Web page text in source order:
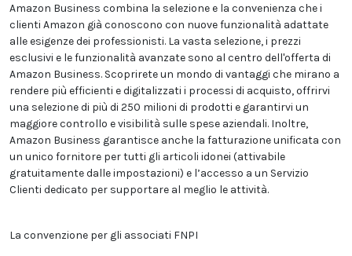
Amazon Business combina la selezione e la convenienza che i
clienti Amazon già conoscono con nuove funzionalità adattate
alle esigenze dei professionisti. La vasta selezione, i prezzi
esclusivi e le funzionalità avanzate sono al centro dell'offerta di
Amazon Business. Scoprirete un mondo di vantaggi che mirano a
rendere più efficienti e digitalizzati i processi di acquisto, offrirvi
una selezione di più di 250 milioni di prodotti e garantirvi un
maggiore controllo e visibilità sulle spese aziendali. Inoltre,
Amazon Business garantisce anche la fatturazione unificata con
un unico fornitore per tutti gli articoli idonei (attivabile
gratuitamente dalle impostazioni) e l’accesso a un Servizio
Clienti dedicato per supportare al meglio le attività.
La convenzione per gli associati FNPI